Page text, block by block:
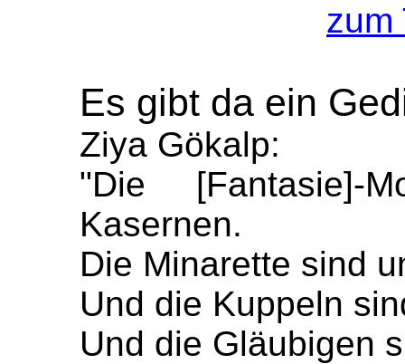
zum
Es gibt da ein
Ziya Gökalp:
"Die [Fantasie]-
Kasernen.
Die Minarette sind
Und die Kuppeln
Und die Gläubigen